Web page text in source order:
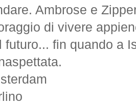
Ambrose e
di vivere
futuro... fin quando a